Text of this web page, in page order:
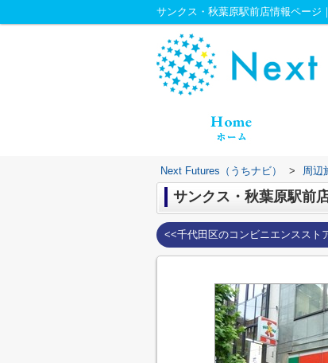
サンクス・秋葉原駅前店情報ページ
Next Futures（うちナビ） > 周辺
サンクス・秋葉原駅前
<<千代田区のコンビニエンススト